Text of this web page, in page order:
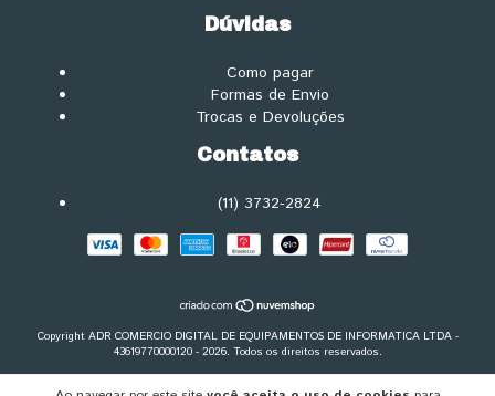
Dúvidas
Como pagar
Formas de Envio
Trocas e Devoluções
Contatos
(11) 3732-2824
Copyright ADR COMERCIO DIGITAL DE EQUIPAMENTOS DE INFORMATICA LTDA -
43619770000120 - 2026. Todos os direitos reservados.